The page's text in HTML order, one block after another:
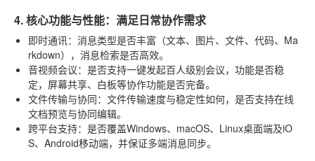
4. 核心功能与性能：满足日常协作需求
即时通讯：消息类型是否丰富（文本、图片、文件、代码、Ma
rkdown），消息检索是否高效。
音视频会议：是否支持一键发起百人级别会议，功能是否稳
定，屏幕共享、白板等协作功能是否完备。
文件传输与协同：文件传输速度与稳定性如何，是否支持在线
文档预览与协同编辑。
跨平台支持：是否覆盖Windows、macOS、Linux桌面端及iO
S、Android移动端，并保证多端消息同步。